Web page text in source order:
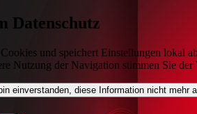
Datenschutz
und speichert Einstellungen lokal
Nutzung der Navigation stimmen Sie
einverstanden, diese Information nicht mehr